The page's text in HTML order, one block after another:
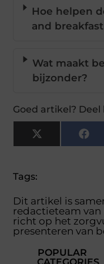
Hoe helpen
and
Wat maakt
bijzonder?
Goed artikel?
X
(Twitter)
Tags:
Dit artikel is
redactieteam
richt op het
presenteren van
POPULAR